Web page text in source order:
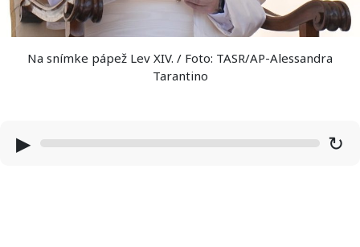
Na snímke pápež Lev XIV. / Foto: TASR/AP-Alessandra
Tarantino
▶ ↻